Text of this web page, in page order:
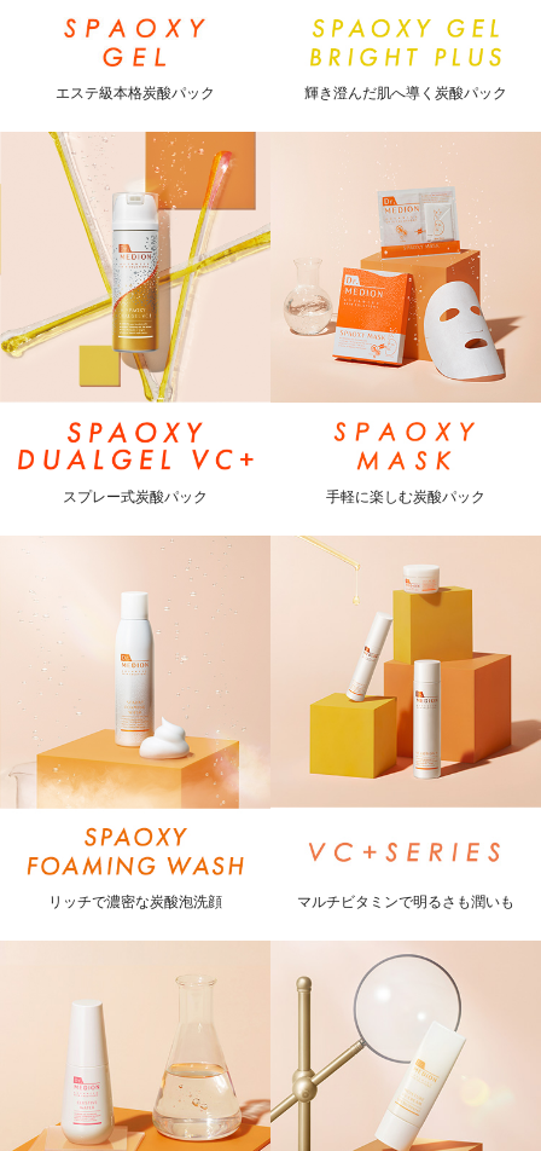
エステ級本格炭酸パック 輝き澄んだ肌へ導く炭酸パック
スプレー式炭酸パック 手軽に楽しむ炭酸パック
リッチで濃密な炭酸泡洗顔 マルチビタミンで明るさも潤いも